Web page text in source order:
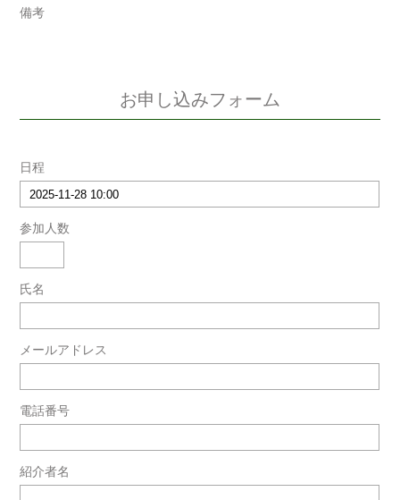
備考
お申し込みフォーム
日程
参加人数
氏名
メールアドレス
電話番号
紹介者名